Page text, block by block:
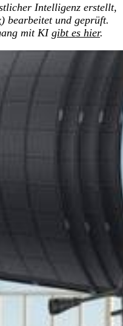
Intelligenz erstellt,
) bearbeitet und geprüft.
mit KI gibt es hier.